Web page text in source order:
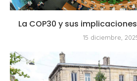
La COP30 y sus
15 diciembre,